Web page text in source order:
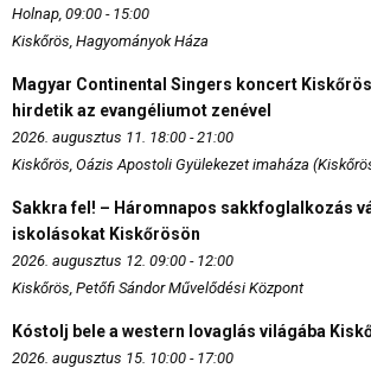
Holnap, 09:00 - 15:00
Kiskőrös, Hagyományok Háza
Magyar Continental Singers koncert
hirdetik az evangéliumot zenével
2026. augusztus 11. 18:00 - 21:00
Kiskőrös, Oázis Apostoli Gyülekezet imaháza
Sakkra fel! – Háromnapos sakkfoglalkozás
iskolásokat Kiskőrösön
2026. augusztus 12. 09:00 - 12:00
Kiskőrös, Petőfi Sándor Művelődési Központ
Kóstolj bele a western lovaglás világába
2026. augusztus 15. 10:00 - 17:00